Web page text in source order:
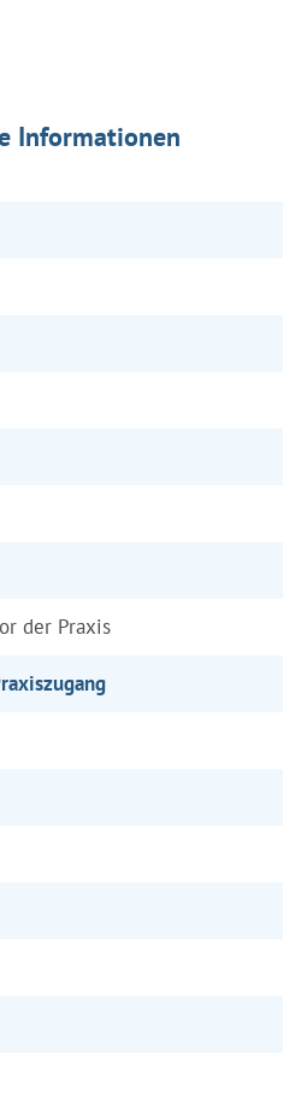
Informationen
der Praxis